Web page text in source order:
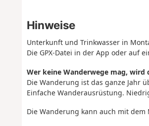
Hinweise
Unterkunft und Trinkwasser in
Die GPX-Datei in der App oder auf
Wer keine Wanderwege mag, wird
Die Wanderung ist das ganze Jahr
Einfache Wanderausrüstung.
Die Wanderung kann auch mit